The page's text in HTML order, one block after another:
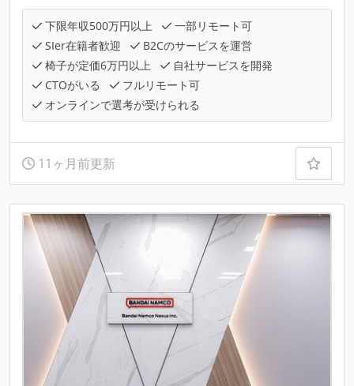
下限年収500万円以上
一部リモート可
SIer在籍者歓迎
B2Cのサービスを運営
椅子が定価6万円以上
自社サービスを開発
CTOがいる
フルリモート可
オンラインで選考が受けられる
11ヶ月前更新